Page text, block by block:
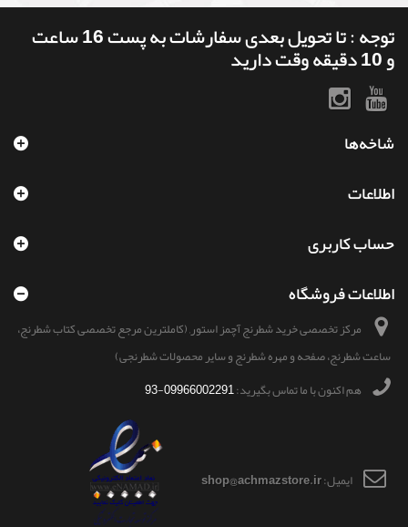
توجه : تا تحویل بعدی سفارشات به پست 16 ساعت
و 10 دقیقه وقت دارید
شاخه‌ها
اطلاعات
حساب کاربری
اطلاعات فروشگاه
مرکز تخصصی خرید شطرنج آچمز استور, (کاملترین مرجع تخصصی کتاب شطرنج،
ساعت شطرنج، صفحه و مهره شطرنج و سایر محصولات شطرنجی)
هم اکنون با ما تماس بگیرید:09966002291-93
ایمیل:shop@achmazstore.ir